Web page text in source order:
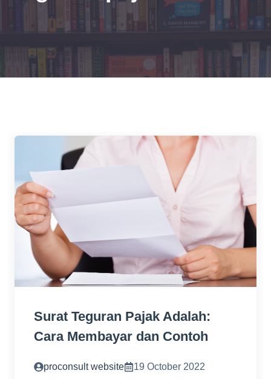
Surat Teguran Pajak Adalah:
Cara Membayar dan Contoh
proconsult website 19 October 2022